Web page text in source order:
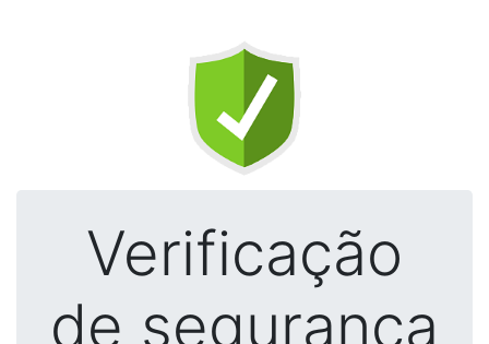
Verificação
de segurança